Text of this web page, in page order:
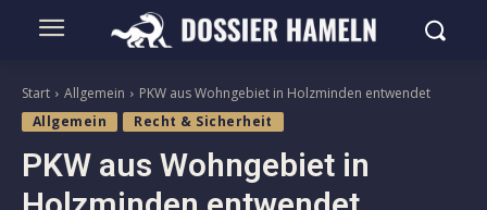
Start Allgemein
PKW aus Wohngebiet in Holzminden entwendet
Allgemein
Recht & Sicherheit
PKW aus Wohngebiet in